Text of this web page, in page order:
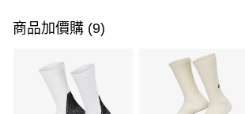
信用卡一次付款
3 期 0 利率 每期
合作金庫商業銀行
第一商業銀行
商品加價購 (9)